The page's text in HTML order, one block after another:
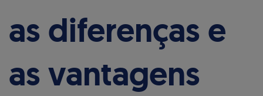
as diferenças e
as vantagens